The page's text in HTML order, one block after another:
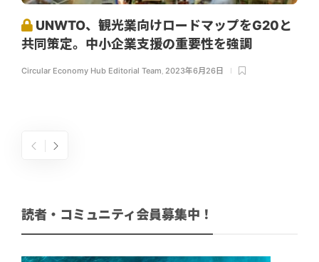
UNWTO、観光業向けロードマップをG20と
共同策定。中小企業支援の重要性を強調
Circular Economy Hub Editorial Team 2023年6月26日
読者・コミュニティ会員募集中！